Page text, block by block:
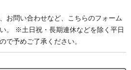
お問い合わせなど、こちらのフォーム
。 ※土日祝・長期連休などを除く平日
で予めご了承ください。